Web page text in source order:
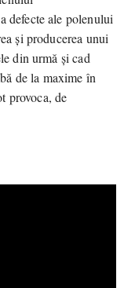
defecte ale polenului
și producerea unui
din urmă și cad
de la maxime în
provoca, de